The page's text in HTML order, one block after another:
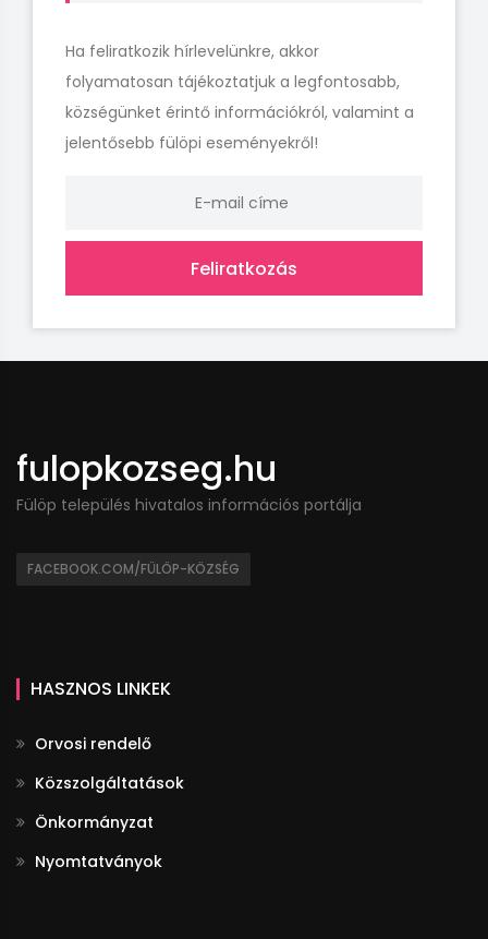
Ha feliratkozik hírlevelünkre, akkor
folyamatosan tájékoztatjuk a legfontosabb,
községünket érintő információkról, valamint a
jelentősebb fülöpi eseményekről!
Feliratkozás
fulopkozseg.hu
Fülöp település hivatalos információs portálja
FACEBOOK.COM/FÜLÖP-KÖZSÉG
HASZNOS LINKEK
Orvosi rendelő
Közszolgáltatások
Önkormányzat
Nyomtatványok